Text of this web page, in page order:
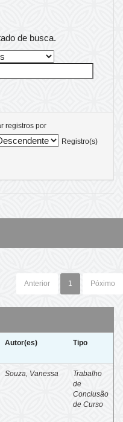
de busca.
registros por
Registro(s)
Anterior 1 Póximo
Autor(es) Tipo
Souza, Vanessa
Trabalho
de
Conclusão
de Curso